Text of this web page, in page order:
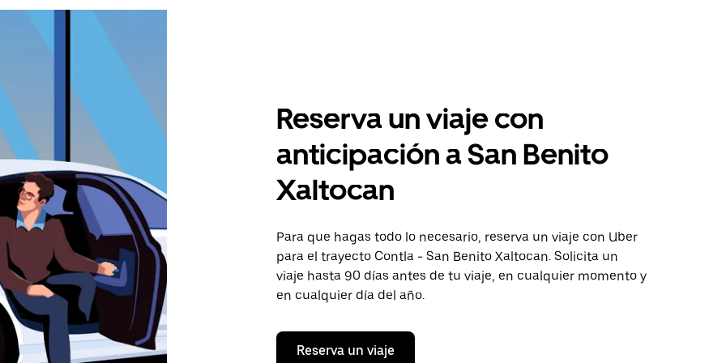
Reserva un viaje con
anticipación a San Benito
Xaltocan
Para que hagas todo lo necesario, reserva un viaje con Uber
para el trayecto Contla - San Benito Xaltocan. Solicita un
viaje hasta 90 días antes de tu viaje, en cualquier momento y
en cualquier día del año.
Reserva un viaje